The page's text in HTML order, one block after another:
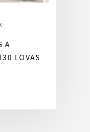
A
LOVAS